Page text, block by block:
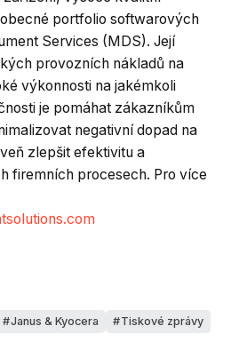
portfolio softwarových
Services (MDS). Její
provozních nákladů na
výkonnosti na jakémkoli
je pomáhat zákazníkům
negativní dopad na
zlepšit efektivitu a
firemních procesech. Pro více
Janus & Kyocera Tiskové zprávy